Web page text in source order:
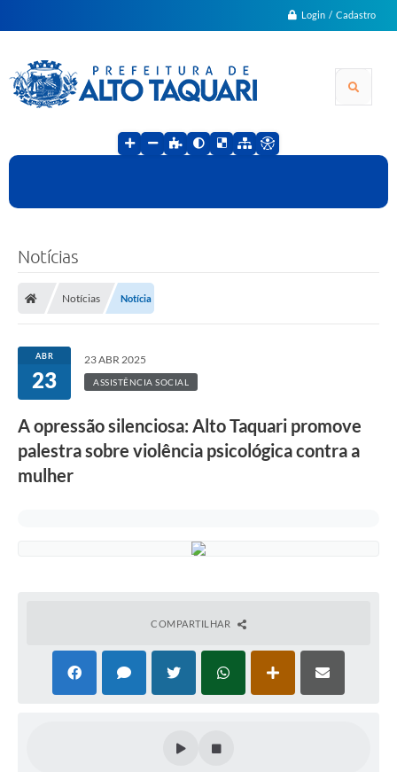
Login / Cadastro
Notícias
Notícias Notícia
ABR
23
23 ABR 2025
ASSISTÊNCIA SOCIAL
A opressão silenciosa: Alto Taquari promove
palestra sobre violência psicológica contra a
mulher
COMPARTILHAR